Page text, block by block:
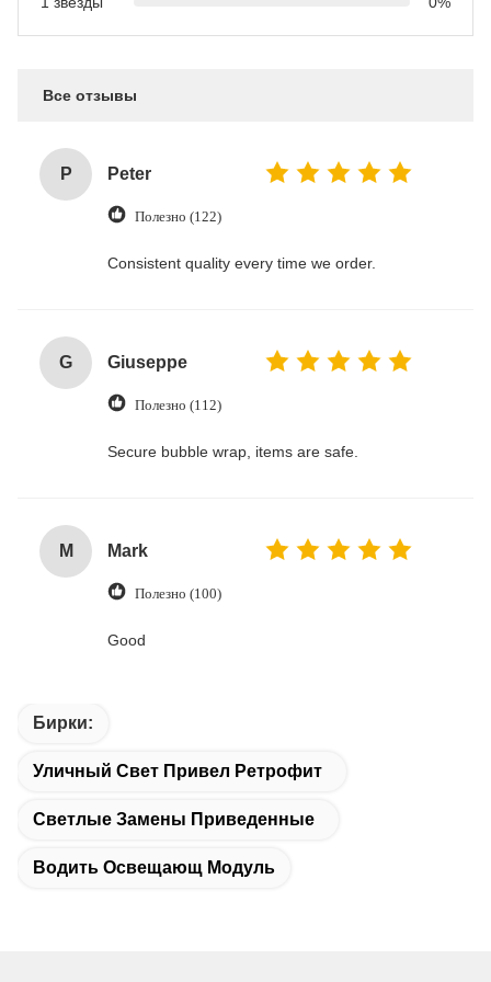
Все отзывы
P Peter
Полезно (122)
Consistent quality every time we order.
G Giuseppe
Полезно (112)
Secure bubble wrap, items are safe.
M Mark
Полезно (100)
Good
Бирки:
Уличный Свет Привел Ретрофит
Светлые Замены Приведенные
Водить Освещающ Модуль